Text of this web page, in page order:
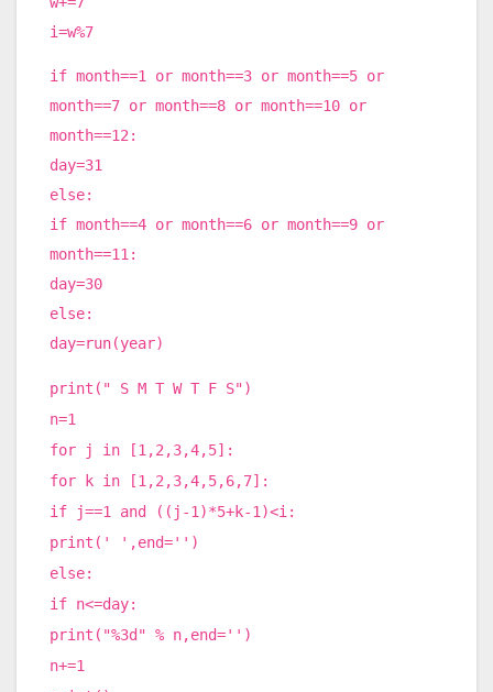
i=w%7
if month==1 or month==3 or month==5 or
month==7 or month==8 or month==10 or
month==12:
day=31
else:
if month==4 or month==6 or month==9 or
month==11:
day=30
else:
day=run(year)
print(" S M T W T F S")
n=1
for j in [1,2,3,4,5]:
for k in [1,2,3,4,5,6,7]:
if j==1 and ((j-1)*5+k-1)<i:
print(' ',end='')
else:
if n<=day:
print("%3d" % n,end='')
n+=1